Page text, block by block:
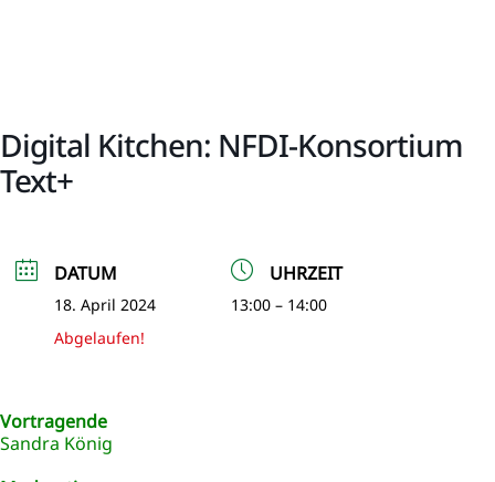
Digital Kitchen: NFDI-Konsortium
Text+
DATUM
18. April 2024
Abgelaufen!
UHRZEIT
13:00 – 14:00
Vortragende
Sandra König